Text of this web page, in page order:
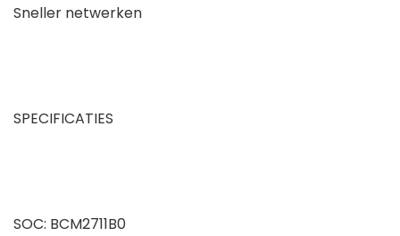
Sneller netwerken
SPECIFICATIES
SOC: BCM2711B0